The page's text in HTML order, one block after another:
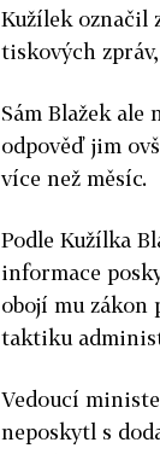
Kužílek označil
tiskových
Sám Blažek
odpověď jim
více než měsíc.
Podle Kužílka
informace
obojí mu
taktiku
Vedoucí
neposkytl s